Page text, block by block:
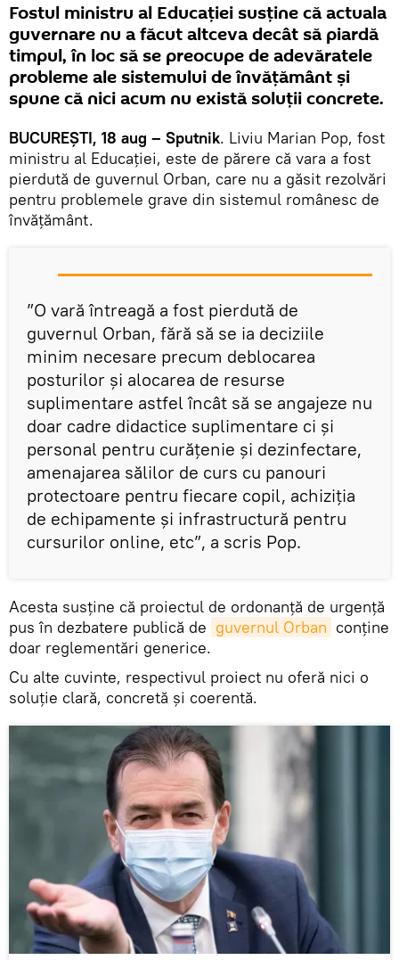
Fostul ministru al Educației susține că actuala
guvernare nu a făcut altceva decât să piardă
timpul, în loc să se preocupe de adevăratele
probleme ale sistemului de învățământ și
spune că nici acum nu există soluții concrete.
BUCUREȘTI, 18 aug – Sputnik. Liviu Marian Pop, fost
ministru al Educației, este de părere că vara a fost
pierdută de guvernul Orban, care nu a găsit rezolvări
pentru problemele grave din sistemul românesc de
învățământ.
”O vară întreagă a fost pierdută de
guvernul Orban, fără să se ia deciziile
minim necesare precum deblocarea
posturilor și alocarea de resurse
suplimentare astfel încât să se angajeze nu
doar cadre didactice suplimentare ci și
personal pentru curățenie și dezinfectare,
amenajarea sălilor de curs cu panouri
protectoare pentru fiecare copil, achiziția
de echipamente și infrastructură pentru
cursurilor online, etc”, a scris Pop.
Acesta susține că proiectul de ordonanță de urgență
pus în dezbatere publică de guvernul Orban conține
doar reglementări generice.
Cu alte cuvinte, respectivul proiect nu oferă nici o
soluție clară, concretă și coerentă.